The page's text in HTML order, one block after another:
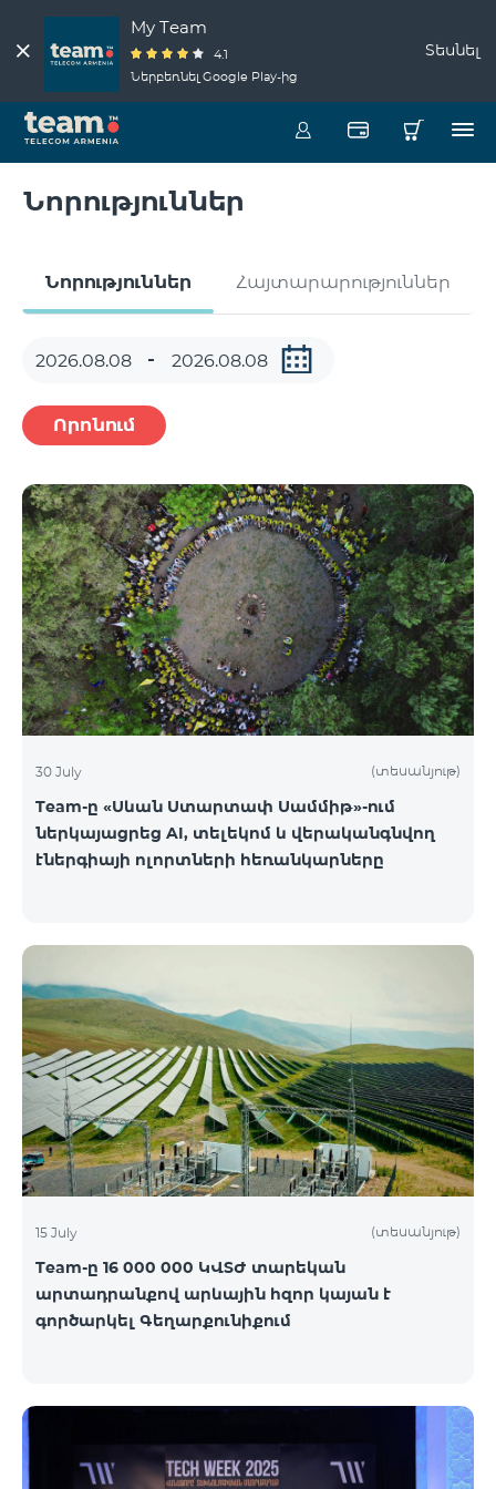
My Team
4.1
Ներբեռնել Google Play-ից
Տեսնել
Նորություններ
Նորություններ Հայտարարություններ
Որոնում
30 July (տեսանյութ)
Team-ը «Սևան Ստարտափ Սամմիթ»-ում
ներկայացրեց AI, տելեկոմ և վերականգնվող
էներգիայի ոլորտների հեռանկարները
15 July (տեսանյութ)
Team-ը 16 000 000 ԿՎՏԺ տարեկան
արտադրանքով արևային հզոր կայան է
գործարկել Գեղարքունիքում